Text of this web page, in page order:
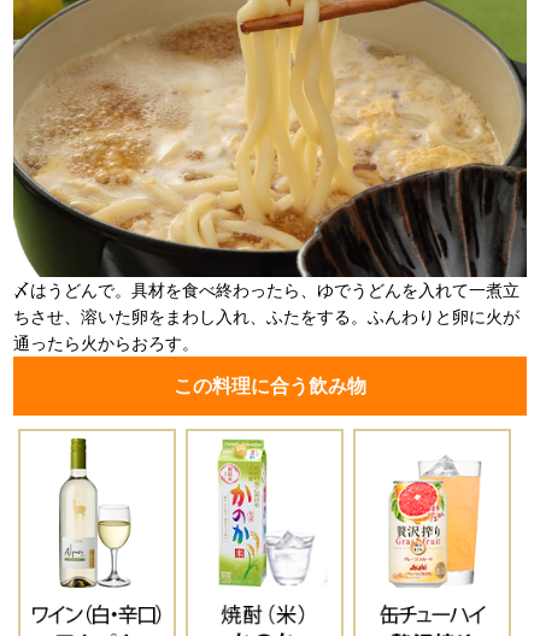
〆はうどんで。具材を食べ終わったら、ゆでうどんを入れて一煮立
ちさせ、溶いた卵をまわし入れ、ふたをする。ふんわりと卵に火が
通ったら火からおろす。
この料理に合う飲み物